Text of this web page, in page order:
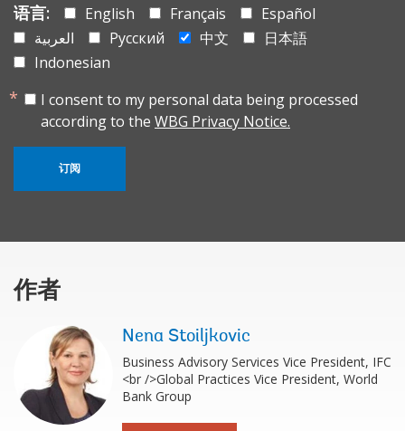
语言: English Français
Español
العربية
Русский 中文
日本語
Indonesian
I consent to my personal data being processed
according to the WBG Privacy Notice.
订阅
作者
Nena Stoiljkovic
Business Advisory Services Vice President, IFC
<br />Global Practices Vice President, World
Bank Group